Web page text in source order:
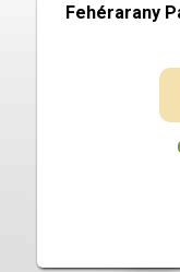
Fehérarany